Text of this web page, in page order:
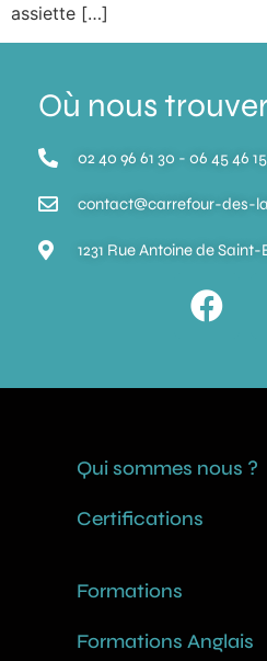
assiette […]
Où nous
02 40 96 61 30 - 06 45 46
contact@carrefour-des-
1231 Rue Antoine de
Qui sommes nous ?
Certifications
Formations
Formations Anglais